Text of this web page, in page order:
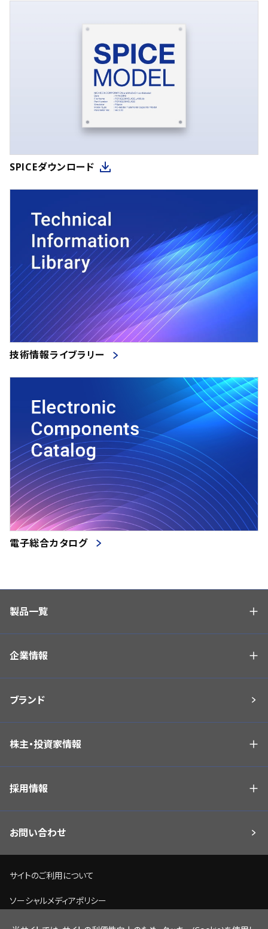
SPICEダウンロード
技術情報ライブラリー
電子総合カタログ
製品一覧
企業情報
ブランド
株主・投資家情報
採用情報
お問い合わせ
サイトのご利用について
ソーシャルメディアポリシー
個人情報保護方針